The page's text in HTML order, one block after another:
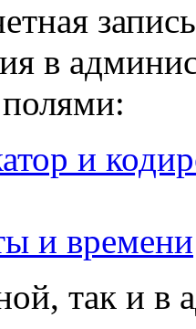
в
и
и времени
так и в